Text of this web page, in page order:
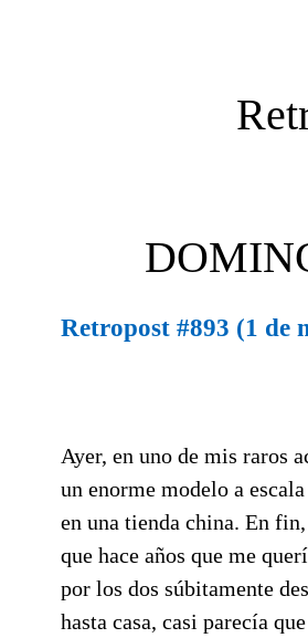
Retropost #893 (1 de
Ayer, en uno de mis raros
un enorme modelo a
en una tienda china. En
que hace años que me
por los dos súbitamente
hasta casa, casi parecía